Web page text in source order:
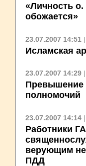
«Личность
обожается»
23.07.2007 14:51
Исламская
23.07.2007 14:29
Превышение
полномочий
23.07.2007 14:14
Работники
верующим
ПДД